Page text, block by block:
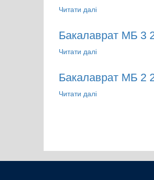
Читати далі
Бакалаврат МБ 3
Читати далі
Бакалаврат МБ 2
Читати далі